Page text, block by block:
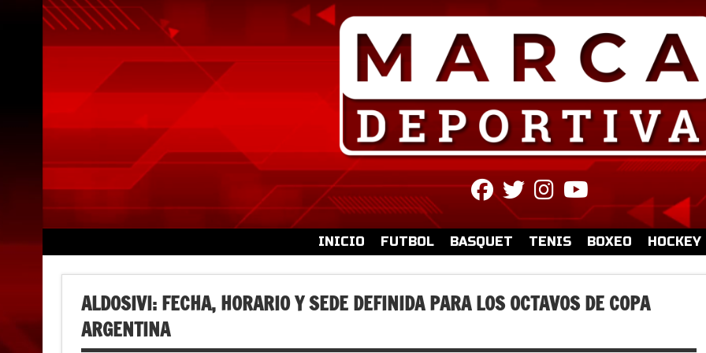
fab
fa-
facebook
fab
fa-
twitter
fab
fa-
instagram
fa-
youtube
INICIO FUTBOL BASQUET TENIS BOXEO HOCKEY
ALDOSIVI: FECHA, HORARIO Y SEDE DEFINIDA PARA LOS OCTAVOS DE COPA
ARGENTINA